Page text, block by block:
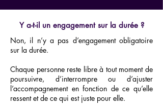
Y a-t-il un engagement sur la durée ?
Non, il n’y a pas d’engagement obligatoire
sur la durée.
Chaque personne reste libre à tout moment de
poursuivre, d’interrompre ou d’ajuster
l’accompagnement en fonction de ce qu’elle
ressent et de ce qui est juste pour elle.